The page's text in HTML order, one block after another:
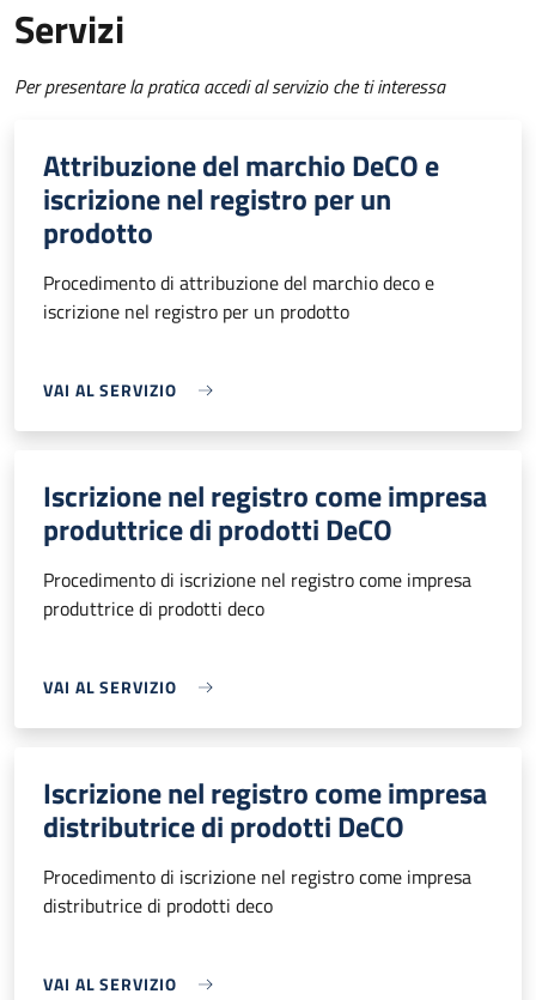
Servizi
Per presentare la pratica accedi al servizio che ti interessa
Attribuzione del marchio DeCO e
iscrizione nel registro per un
prodotto
Procedimento di attribuzione del marchio deco e
iscrizione nel registro per un prodotto
VAI AL SERVIZIO
Iscrizione nel registro come impresa
produttrice di prodotti DeCO
Procedimento di iscrizione nel registro come impresa
produttrice di prodotti deco
VAI AL SERVIZIO
Iscrizione nel registro come impresa
distributrice di prodotti DeCO
Procedimento di iscrizione nel registro come impresa
distributrice di prodotti deco
VAI AL SERVIZIO